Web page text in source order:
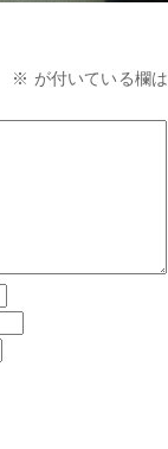
※ が付いている欄は